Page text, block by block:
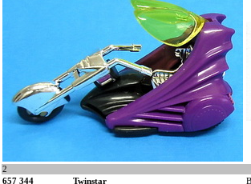
2
657 344
Twinstar